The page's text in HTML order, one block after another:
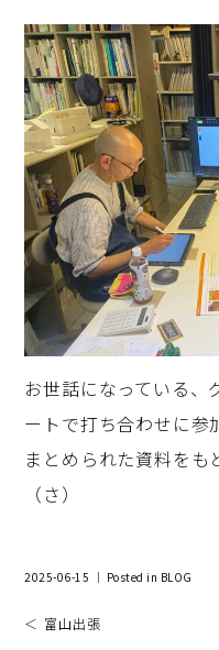
お世話になっている、
ートで打ち合わせに参
まとめられた資料をも
（さ）
2025-06-15 ｜ Posted in BLOG
＜ 富山出張